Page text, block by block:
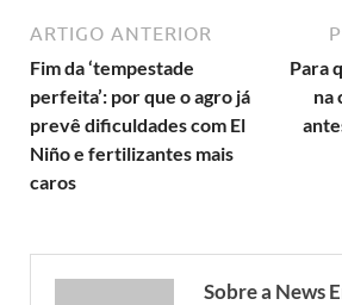
ARTIGO ANTERIOR
Fim da ‘tempestade
perfeita’: por que o agro já
prevê dificuldades com El
Niño e fertilizantes mais
caros
Para
na
Sobre a News